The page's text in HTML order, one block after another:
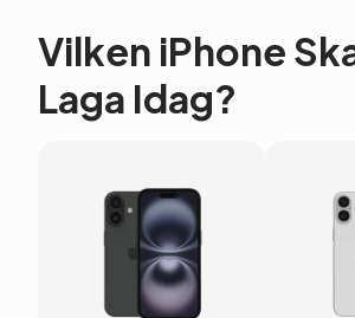
Vilken iPhone
Laga Idag?